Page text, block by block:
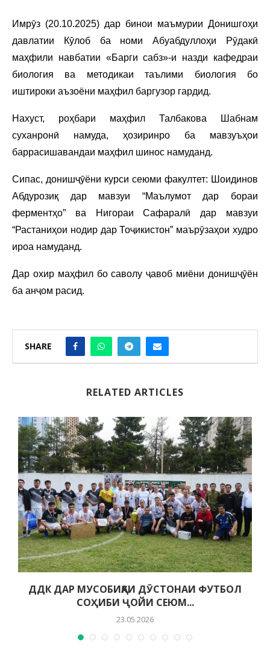
Имрӯз (20.10.2025) дар бинои маъмурии Донишгоҳи
давлатии Кӯлоб ба номи Абуабдуллоҳи Рӯдакӣ
маҳфили навбатии «Барги сабз»-и назди кафедраи
биология ва методикаи таълими биология бо
иштироки аъзоёни маҳфил баргузор гардид.
Нахуст, роҳбари маҳфил Талбакова Шабнам
суханронӣ намуда, ҳозиринро ба мавзуъҳои
баррасишавандаи маҳфил шинос намуданд.
Сипас, донишҷӯёни курси сеюми факултет: Шоидинов
Абдурозиқ дар мавзуи “Маълумот дар бораи
ферментҳо” ва Нигораи Сафаралӣ дар мавзуи
“Растаниҳои нодир дар Тоҷикистон” маърӯзаҳои худро
ироа намуданд.
Дар охир маҳфил бо саволу ҷавоб миёни донишҷӯён
ба анҷом расид.
SHARE
RELATED ARTICLES
ДДК ДАР МУСОБИҚАИ ДӮСТОНАИ ФУТБОЛ
СОҲИБИ ҶОЙИ СЕЮМ...
23.05.2026